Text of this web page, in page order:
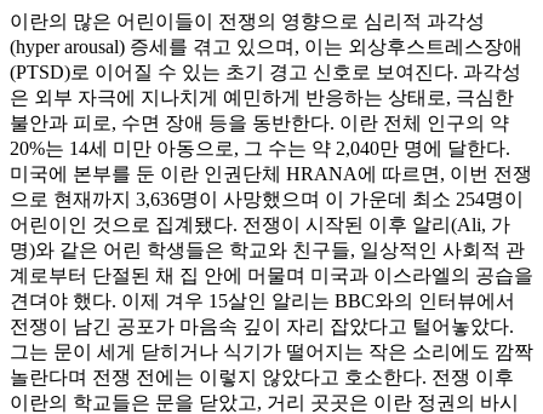
이란의 많은 어린이들이 전쟁의 영향으로 심리적 과각성
(hyper arousal) 증세를 겪고 있으며, 이는 외상후스트레스장애
(PTSD)로 이어질 수 있는 초기 경고 신호로 보여진다. 과각성
은 외부 자극에 지나치게 예민하게 반응하는 상태로, 극심한
불안과 피로, 수면 장애 등을 동반한다. 이란 전체 인구의 약
20%는 14세 미만 아동으로, 그 수는 약 2,040만 명에 달한다.
미국에 본부를 둔 이란 인권단체 HRANA에 따르면, 이번 전쟁
으로 현재까지 3,636명이 사망했으며 이 가운데 최소 254명이
어린이인 것으로 집계됐다. 전쟁이 시작된 이후 알리(Ali, 가
명)와 같은 어린 학생들은 학교와 친구들, 일상적인 사회적 관
계로부터 단절된 채 집 안에 머물며 미국과 이스라엘의 공습을
견뎌야 했다. 이제 겨우 15살인 알리는 BBC와의 인터뷰에서
전쟁이 남긴 공포가 마음속 깊이 자리 잡았다고 털어놓았다.
그는 문이 세게 닫히거나 식기가 떨어지는 작은 소리에도 깜짝
놀란다며 전쟁 전에는 이렇지 않았다고 호소한다. 전쟁 이후
이란의 학교들은 문을 닫았고, 거리 곳곳은 이란 정권의 바시